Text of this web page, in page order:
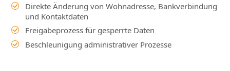
Direkte Änderung von Wohnadresse, Bankverbindung
und Kontaktdaten
Freigabeprozess für gesperrte Daten
Beschleunigung administrativer Prozesse